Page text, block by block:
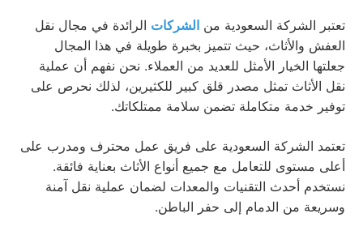
تعتبر الشركة السعودية منالشركات الرائدة في مجال نقل
العفش والأثاث، حيث تتميز بخبرة طويلة في هذا المجال
جعلتها الخيار الأمثل للعديد من العملاء. نحن نفهم أن عملية
نقل الأثاث تمثل مصدر قلق كبير للكثيرين، لذلك نحرص على
توفير خدمة متكاملة تضمن سلامة ممتلكاتك.
تعتمد الشركة السعودية على فريق عمل محترف ومدرب على
أعلى مستوى للتعامل مع جميع أنواع الأثاث بعناية فائقة.
نستخدم أحدث التقنيات والمعدات لضمان عملية نقل آمنة
وسريعة من الدمام إلى حفر الباطن.